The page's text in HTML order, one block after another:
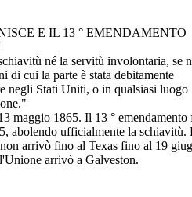
E IL 13 ° EMENDAMENTO
né la servitù involontaria, se
di cui la parte è stata debitamente
negli Stati Uniti, o in qualsiasi luogo
maggio 1865. Il 13 ° emendamento
abolendo ufficialmente la schiavitù.
arrivò fino al Texas fino al 19
arrivò a Galveston.